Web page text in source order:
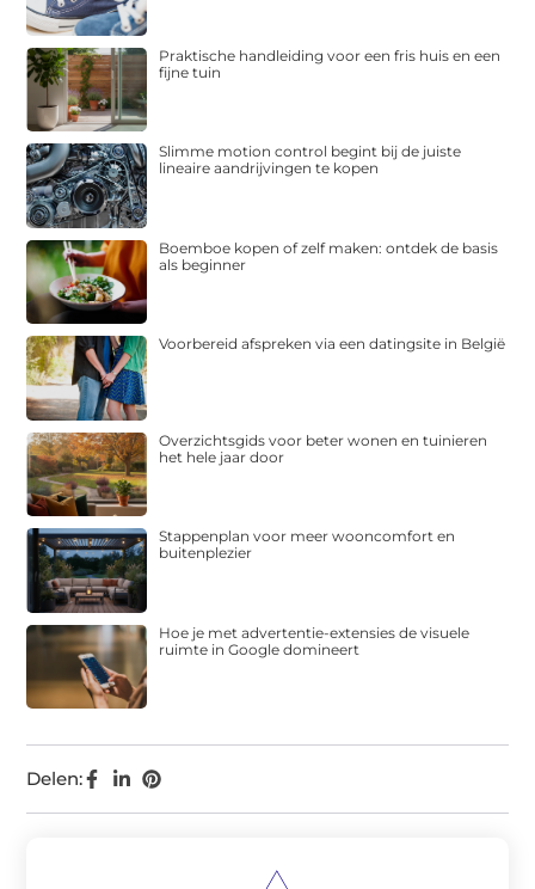
Delen:
Praktische handleiding voor een fris huis en een
fijne tuin
Slimme motion control begint bij de juiste
lineaire aandrijvingen te kopen
Boemboe kopen of zelf maken: ontdek de basis
als beginner
Voorbereid afspreken via een datingsite in België
Overzichtsgids voor beter wonen en tuinieren
het hele jaar door
Stappenplan voor meer wooncomfort en
buitenplezier
Hoe je met advertentie-extensies de visuele
ruimte in Google domineert